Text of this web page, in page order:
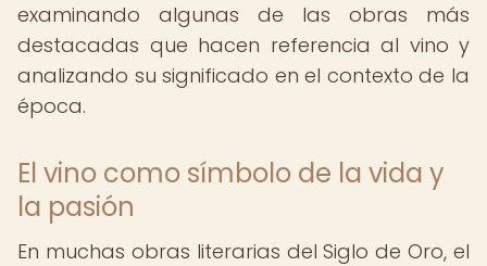
examinando algunas de las obras más
destacadas que hacen referencia al vino y
analizando su significado en el contexto de la
época.
El vino como símbolo de la vida y
la pasión
En muchas obras literarias del Siglo de Oro, el